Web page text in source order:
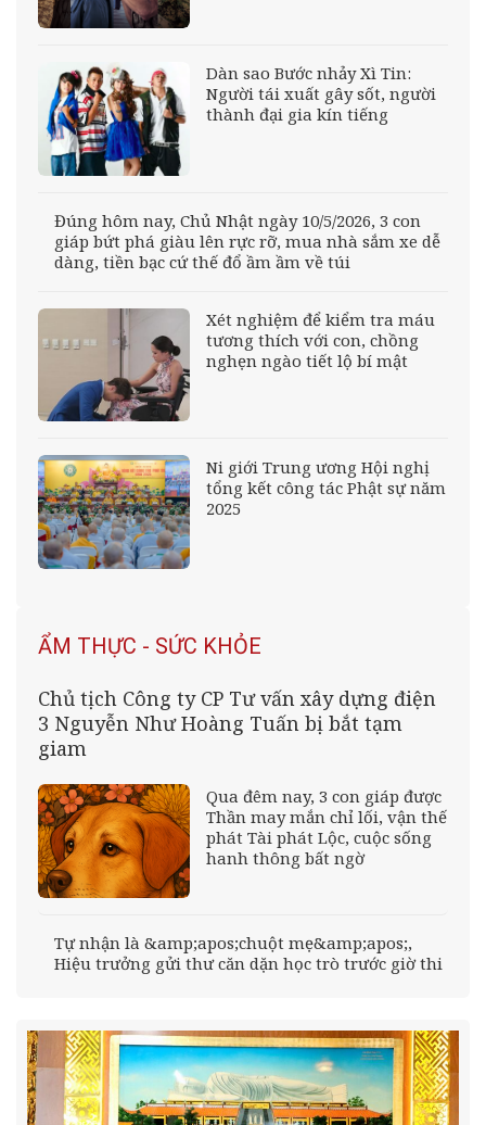
Dàn sao Bước nhảy Xì Tin:
Người tái xuất gây sốt, người
thành đại gia kín tiếng
Đúng hôm nay, Chủ Nhật ngày 10/5/2026, 3 con
giáp bứt phá giàu lên rực rỡ, mua nhà sắm xe dễ
dàng, tiền bạc cứ thế đổ ầm ầm về túi
Xét nghiệm để kiểm tra máu
tương thích với con, chồng
nghẹn ngào tiết lộ bí mật
Ni giới Trung ương Hội nghị
tổng kết công tác Phật sự năm
2025
ẨM THỰC - SỨC KHỎE
Chủ tịch Công ty CP Tư vấn xây dựng điện
3 Nguyễn Như Hoàng Tuấn bị bắt tạm
giam
Qua đêm nay, 3 con giáp được
Thần may mắn chỉ lối, vận thế
phát Tài phát Lộc, cuộc sống
hanh thông bất ngờ
Tự nhận là &amp;apos;chuột mẹ&amp;apos;,
Hiệu trưởng gửi thư căn dặn học trò trước giờ thi